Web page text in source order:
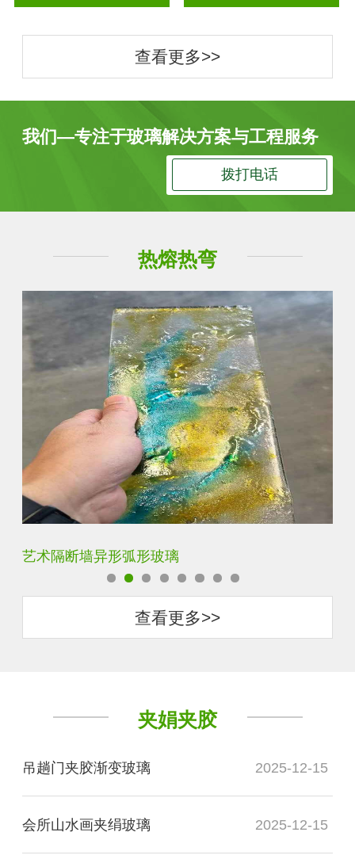
查看更多>>
我们—专注于玻璃解决方案与工程服务
拨打电话
热熔热弯
压花钢化热熔玻璃
查看更多>>
夹娟夹胶
吊趟门夹胶渐变玻璃 2025-12-15
会所山水画夹绢玻璃 2025-12-15